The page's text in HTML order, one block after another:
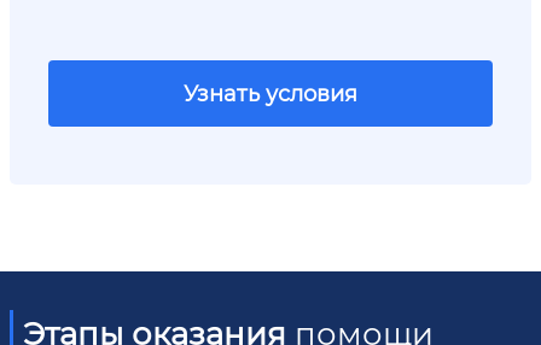
Узнать условия
Этапы оказания помощи